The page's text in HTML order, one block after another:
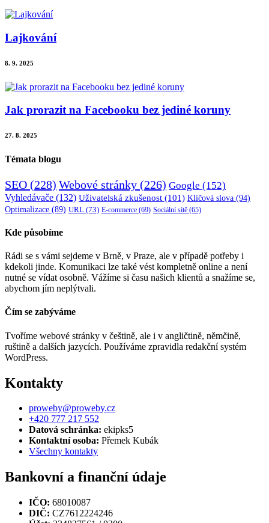
Lajkování
8. 9. 2025
Jak prorazit na Facebooku bez jediné koruny
27. 8. 2025
Témata blogu
SEO (228) Webové stránky (226) Google (152)
Vyhledávače (132) Uživatelská zkušenost (101) Klíčová slova (94)
Optimalizace (89) URL (73) E-commerce (69) Sociální sítě (65)
Kde působíme
Rádi se s vámi sejdeme v Brně, v Praze, ale v případě potřeby i
kdekoli jinde. Komunikaci lze také vést kompletně online a není
nutné se vídat osobně. Vážíme si času našich klientů a snažíme se,
abychom jím neplýtvali.
Čím se zabýváme
Tvoříme webové stránky v češtině, ale i v angličtině, němčině,
ruštině a dalších jazycích. Používáme zpravidla redakční systém
WordPress.
Kontakty
proweby@proweby.cz
+420 777 217 552
Datová schránka: ekipks5
Kontaktní osoba: Přemek Kubák
Všechny kontakty
Bankovní a finanční údaje
IČO: 68010087
DIČ: CZ7612224246